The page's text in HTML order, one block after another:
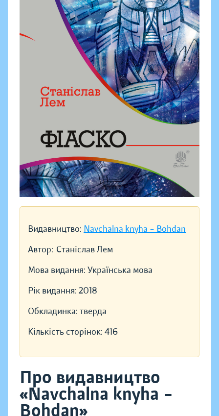
Видавництво: Navchalna knyha – Bohdan
Автор: Станіслав Лем
Мова видання: Українська мова
Рік видання: 2018
Обкладинка: тверда
Кількість сторінок: 416
Про видавництво
«Navchalna knyha –
Bohdan»